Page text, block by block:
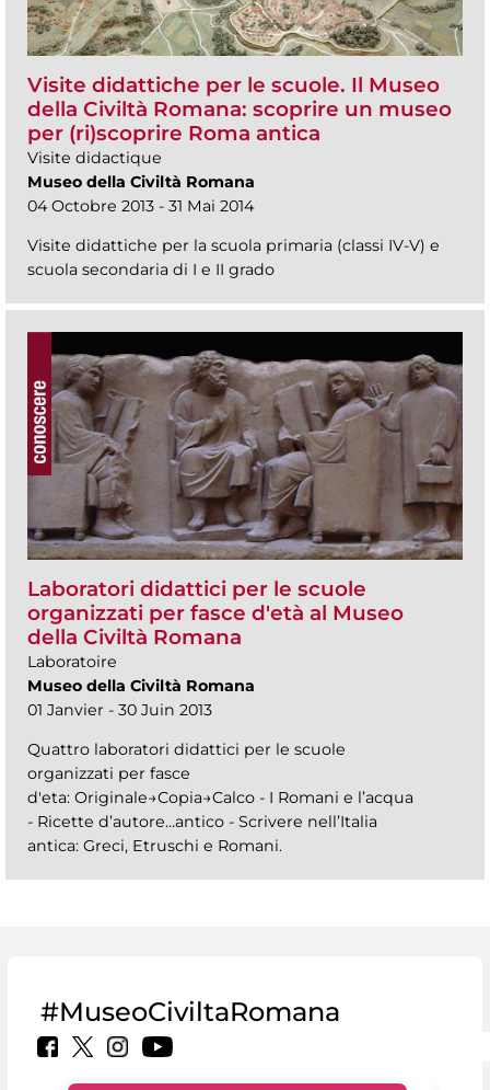
Visite didattiche per le scuole. Il Museo
della Civiltà Romana: scoprire un museo
per (ri)scoprire Roma antica
Visite didactique
Museo della Civiltà Romana
04 Octobre 2013 - 31 Mai 2014
Visite didattiche per la scuola primaria (classi IV-V) e
scuola secondaria di I e II grado
Laboratori didattici per le scuole
organizzati per fasce d'età al Museo
della Civiltà Romana
Laboratoire
Museo della Civiltà Romana
01 Janvier - 30 Juin 2013
Quattro laboratori didattici per le scuole
organizzati per fasce
d'eta: Originale→Copia→Calco - I Romani e l’acqua
- Ricette d’autore…antico - Scrivere nell’Italia
antica: Greci, Etruschi e Romani.
#MuseoCiviltaRomana